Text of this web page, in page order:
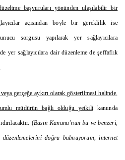
başvuruları yönünden ulaşılabilir bir
açısından böyle bir gereklilik ise
sorgusu yapılarak yer sağlayıcılara
yer sağlayıcılara dair düzenleme de şeffaflık
gerçeğe aykırı olarak gösterilmesi halinde,
müdürün bağlı olduğu yetkili kanunda
(Basın Kanunu’nun bu ve benzeri,
doğru bulmuyorum, internet